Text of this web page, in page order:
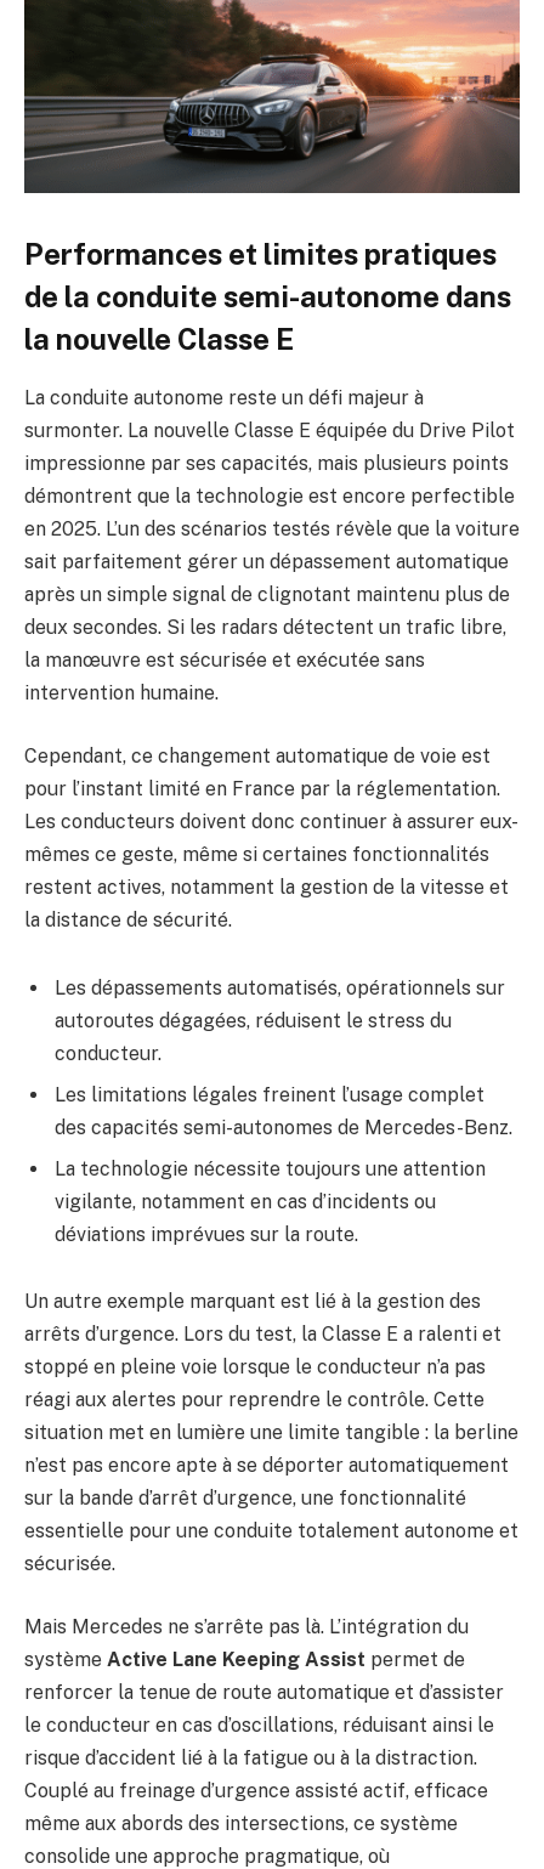
Performances et limites pratiques
de la conduite semi-autonome dans
la nouvelle Classe E
La conduite autonome reste un défi majeur à
surmonter. La nouvelle Classe E équipée du Drive Pilot
impressionne par ses capacités, mais plusieurs points
démontrent que la technologie est encore perfectible
en 2025. L’un des scénarios testés révèle que la voiture
sait parfaitement gérer un dépassement automatique
après un simple signal de clignotant maintenu plus de
deux secondes. Si les radars détectent un trafic libre,
la manœuvre est sécurisée et exécutée sans
intervention humaine.
Cependant, ce changement automatique de voie est
pour l’instant limité en France par la réglementation.
Les conducteurs doivent donc continuer à assurer eux-
mêmes ce geste, même si certaines fonctionnalités
restent actives, notamment la gestion de la vitesse et
la distance de sécurité.
Les dépassements automatisés, opérationnels sur
autoroutes dégagées, réduisent le stress du
conducteur.
Les limitations légales freinent l’usage complet
des capacités semi-autonomes de Mercedes-Benz.
La technologie nécessite toujours une attention
vigilante, notamment en cas d’incidents ou
déviations imprévues sur la route.
Un autre exemple marquant est lié à la gestion des
arrêts d’urgence. Lors du test, la Classe E a ralenti et
stoppé en pleine voie lorsque le conducteur n’a pas
réagi aux alertes pour reprendre le contrôle. Cette
situation met en lumière une limite tangible : la berline
n’est pas encore apte à se déporter automatiquement
sur la bande d’arrêt d’urgence, une fonctionnalité
essentielle pour une conduite totalement autonome et
sécurisée.
Mais Mercedes ne s’arrête pas là. L’intégration du
système Active Lane Keeping Assist permet de
renforcer la tenue de route automatique et d’assister
le conducteur en cas d’oscillations, réduisant ainsi le
risque d’accident lié à la fatigue ou à la distraction.
Couplé au freinage d’urgence assisté actif, efficace
même aux abords des intersections, ce système
consolide une approche pragmatique, où